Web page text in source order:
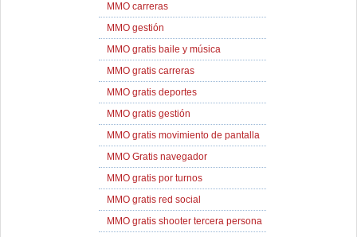
MMO carreras
MMO gestión
MMO gratis baile y música
MMO gratis carreras
MMO gratis deportes
MMO gratis gestión
MMO gratis movimiento de pantalla
MMO Gratis navegador
MMO gratis por turnos
MMO gratis red social
MMO gratis shooter tercera persona